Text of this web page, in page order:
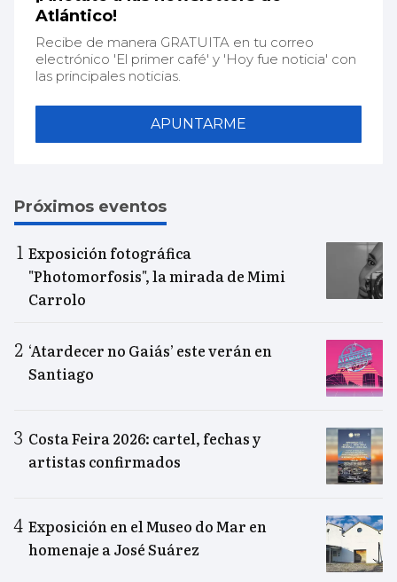
Atlántico!
Recibe de manera GRATUITA en tu correo
electrónico 'El primer café' y 'Hoy fue noticia' con
las principales noticias.
APUNTARME
Próximos eventos
Exposición fotográfica
"Photomorfosis", la mirada de Mimi
Carrolo
‘Atardecer no Gaiás’ este verán en
Santiago
Costa Feira 2026: cartel, fechas y
artistas confirmados
Exposición en el Museo do Mar en
homenaje a José Suárez